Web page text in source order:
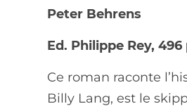
Peter Behrens
Ed. Philippe Rey, 496
Ce roman raconte
Billy Lang, est le